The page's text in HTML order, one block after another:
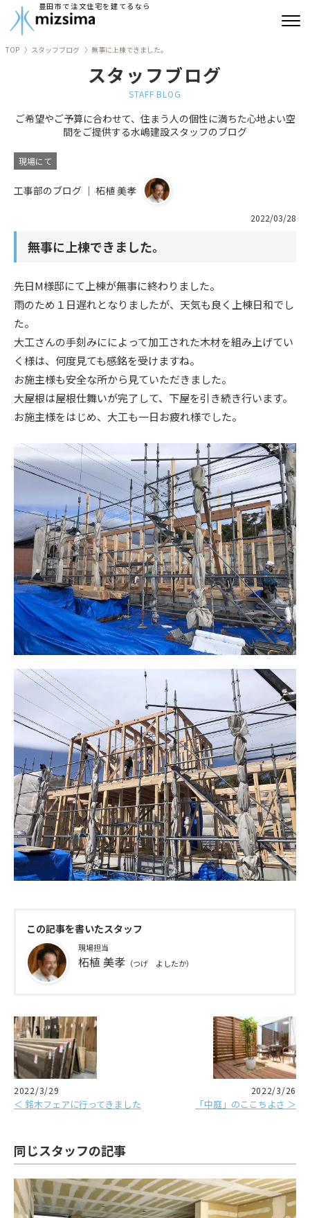
豊田市で注文住宅を建てるなら
リフォーム
古民家再生
建築実績
ニュース
イベント情報
資料請求・お問い合わせ
TOP スタッフブログ 無事に上棟できました。
スタッフブログ
STAFF BLOG
ご希望やご予算に合わせて、住まう人の個性に満ちた心地よい空
間をご提供する水嶋建設スタッフのブログ
現場にて
工事部のブログ ｜ 柘植 美孝
2022/03/28
無事に上棟できました。
先日M様邸にて上棟が無事に終わりました。
雨のため１日遅れとなりましたが、天気も良く上棟日和でし
た。
大工さんの手刻みにによって加工された木材を組み上げてい
く様は、何度見ても感銘を受けますね。
お施主様も安全な所から見ていただきました。
大屋根は屋根仕舞いが完了して、下屋を引き続き行います。
お施主様をはじめ、大工も一日お疲れ様でした。
この記事を書いたスタッフ
現場担当
柘植 美孝 （つげ よしたか）
2022/3/29
＜ 銘木フェアに行ってきました
2022/3/26
「中庭」のここちよさ ＞
同じスタッフの記事